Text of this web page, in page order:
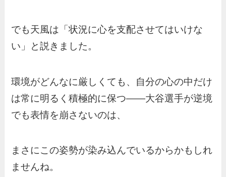
でも天風は「状況に心を支配させてはいけな
い」と説きました。
環境がどんなに厳しくても、自分の心の中だけ
は常に明るく積極的に保つ——大谷選手が逆境
でも表情を崩さないのは、
まさにこの姿勢が染み込んでいるからかもしれ
ませんね。